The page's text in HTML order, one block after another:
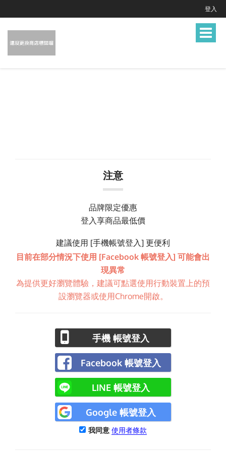
登入
Toggle
注意
品牌限定優惠
登入享商品最低價
建議使用 [手機帳號登入] 更便利
目前在部分情況下使用 [Facebook 帳號登入] 可能會出
現異常
為提供更好瀏覽體驗，建議可點選使用行動裝置上的預
設瀏覽器或使用Chrome開啟。
手機 帳號登入
Facebook 帳號登入
LINE 帳號登入
Google 帳號登入
我同意 使用者條款